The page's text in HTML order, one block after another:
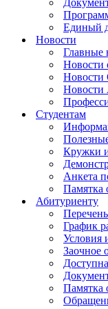
Единый
Новости
Главные
Новости
Новости
Новости
Студентам
Кружки
Анкета
Памятка
Абитуриенту
График
Условия
Заочное
Памятка